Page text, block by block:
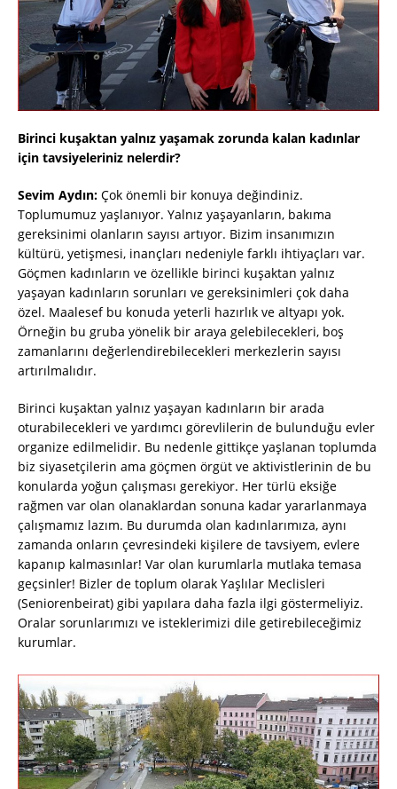
Birinci kuşaktan yalnız yaşamak zorunda kalan kadınlar
için tavsiyeleriniz nelerdir?
Sevim Aydın: Çok önemli bir konuya değindiniz.
Toplumumuz yaşlanıyor. Yalnız yaşayanların, bakıma
gereksinimi olanların sayısı artıyor. Bizim insanımızın
kültürü, yetişmesi, inançları nedeniyle farklı ihtiyaçları var.
Göçmen kadınların ve özellikle birinci kuşaktan yalnız
yaşayan kadınların sorunları ve gereksinimleri çok daha
özel. Maalesef bu konuda yeterli hazırlık ve altyapı yok.
Örneğin bu gruba yönelik bir araya gelebilecekleri, boş
zamanlarını değerlendirebilecekleri merkezlerin sayısı
artırılmalıdır.
Birinci kuşaktan yalnız yaşayan kadınların bir arada
oturabilecekleri ve yardımcı görevlilerin de bulunduğu evler
organize edilmelidir. Bu nedenle gittikçe yaşlanan toplumda
biz siyasetçilerin ama göçmen örgüt ve aktivistlerinin de bu
konularda yoğun çalışması gerekiyor. Her türlü eksiğe
rağmen var olan olanaklardan sonuna kadar yararlanmaya
çalışmamız lazım. Bu durumda olan kadınlarımıza, aynı
zamanda onların çevresindeki kişilere de tavsiyem, evlere
kapanıp kalmasınlar! Var olan kurumlarla mutlaka temasa
geçsinler! Bizler de toplum olarak Yaşlılar Meclisleri
(Seniorenbeirat) gibi yapılara daha fazla ilgi göstermeliyiz.
Oralar sorunlarımızı ve isteklerimizi dile getirebileceğimiz
kurumlar.